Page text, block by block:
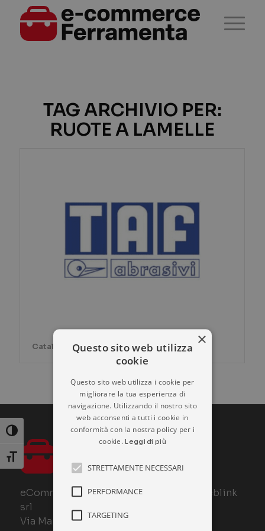
Attiva/disattiva alto contrasto
Attiva/disattiva dimensione testo
TAG ARCHIVIO PER:
RUOTE A LAMELLE
Catalogo prodotti TAF
eCommerce Ferramenta è un sito di Weblink
srl
Via Manin 30, 21100 – Varese – Italy
×
Questo sito web utilizza
cookie
Questo sito web utilizza i cookie per
migliorare la tua esperienza di
navigazione. Utilizzando il nostro sito
web acconsenti a tutti i cookie in
conformità con la nostra policy per i
cookie.Leggi di più
STRETTAMENTE NECESSARI
PERFORMANCE
TARGETING